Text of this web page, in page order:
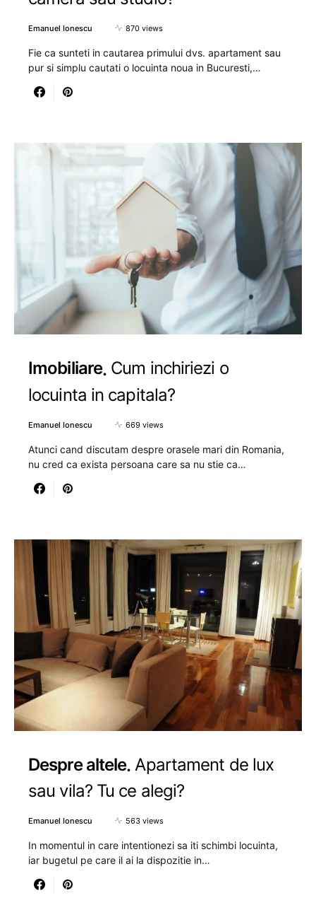
Emanuel Ionescu 870 views
Fie ca sunteti in cautarea primului dvs. apartament sau
pur si simplu cautati o locuinta noua in Bucuresti,…
Imobiliare Cum inchiriezi o
locuinta in capitala?
Emanuel Ionescu 669 views
Atunci cand discutam despre orasele mari din Romania,
nu cred ca exista persoana care sa nu stie ca…
Despre altele Apartament de lux
sau vila? Tu ce alegi?
Emanuel Ionescu 563 views
In momentul in care intentionezi sa iti schimbi locuinta,
iar bugetul pe care il ai la dispozitie in…